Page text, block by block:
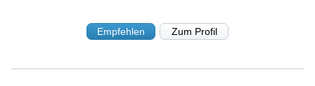
Empfehlen Zum Profil